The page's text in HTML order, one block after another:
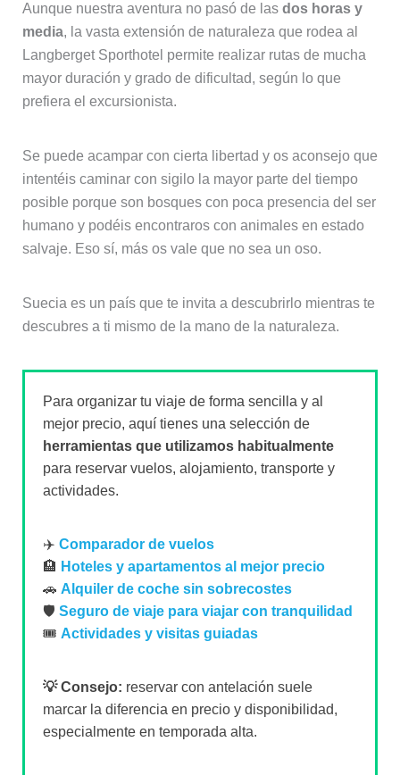
Aunque nuestra aventura no pasó de las dos horas y
media, la vasta extensión de naturaleza que rodea al
Langberget Sporthotel permite realizar rutas de mucha
mayor duración y grado de dificultad, según lo que
prefiera el excursionista.
Se puede acampar con cierta libertad y os aconsejo que
intentéis caminar con sigilo la mayor parte del tiempo
posible porque son bosques con poca presencia del ser
humano y podéis encontraros con animales en estado
salvaje. Eso sí, más os vale que no sea un oso.
Suecia es un país que te invita a descubrirlo mientras te
descubres a ti mismo de la mano de la naturaleza.
Para organizar tu viaje de forma sencilla y al
mejor precio, aquí tienes una selección de
herramientas que utilizamos habitualmente
para reservar vuelos, alojamiento, transporte y
actividades.
✈️ Comparador de vuelos
🏨 Hoteles y apartamentos al mejor precio
🚗 Alquiler de coche sin sobrecostes
🛡️ Seguro de viaje para viajar con tranquilidad
🎟️ Actividades y visitas guiadas
💡 Consejo: reservar con antelación suele
marcar la diferencia en precio y disponibilidad,
especialmente en temporada alta.